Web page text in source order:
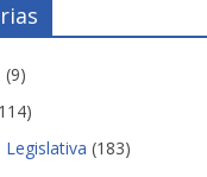
(9)
Legislativa (183)